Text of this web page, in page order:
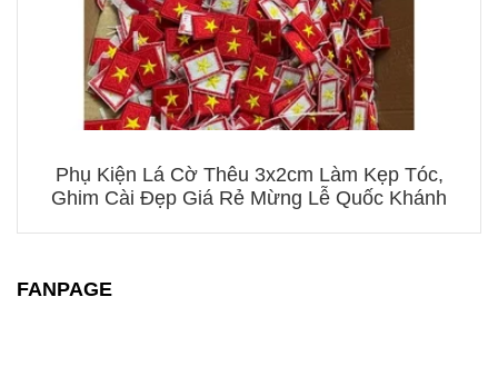
Phụ Kiện Lá Cờ Thêu 3x2cm Làm Kẹp Tóc,
Ghim Cài Đẹp Giá Rẻ Mừng Lễ Quốc Khánh
FANPAGE